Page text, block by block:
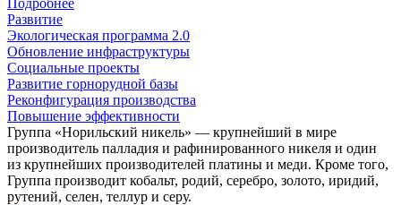
Развитие
Экологическая программа 2.0
Обновление инфраструктуры
Социальные проекты
Развитие горнорудной базы
Реконфигурация производства
Повышение эффективности
Группа «Норильский никель» — крупнейший в мире
производитель палладия и рафинированного никеля и один
из крупнейших производителей платины и меди. Кроме того,
Группа производит кобальт, родий, серебро, золото, иридий,
рутений, селен, теллур и серу.